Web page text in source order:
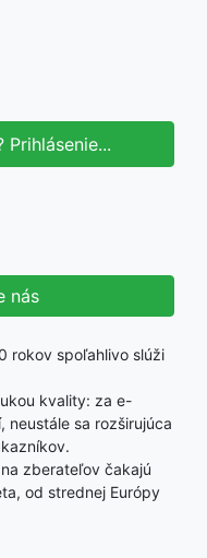
Prihlásenie...
nás
rokov spoľahlivo slúži
kvality: za e-
neustále sa rozširujúca
zberateľov čakajú
od strednej Európy